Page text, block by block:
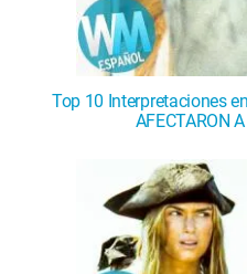
Top 10 Interpretaciones
AFECTARON